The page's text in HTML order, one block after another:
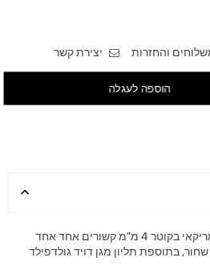
והחזרות יצירת קשר
הוספה לעגלה
צמיד העשוי כדורי גולדפילד אמריקאי בקוטר 4 מ"מ קשורים אחד אחד
בתוספת תליון מגן דויד גולדפילד